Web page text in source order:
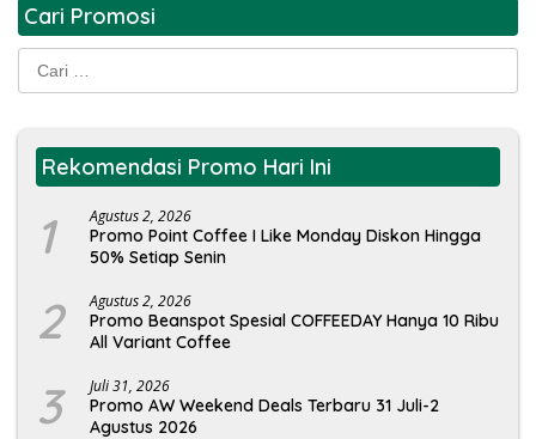
Cari Promosi
Cari
untuk:
Rekomendasi Promo Hari Ini
1 Agustus 2, 2026
Promo Point Coffee I Like Monday Diskon Hingga
50% Setiap Senin
2 Agustus 2, 2026
Promo Beanspot Spesial COFFEEDAY Hanya 10 Ribu
All Variant Coffee
3 Juli 31, 2026
Promo AW Weekend Deals Terbaru 31 Juli-2
Agustus 2026